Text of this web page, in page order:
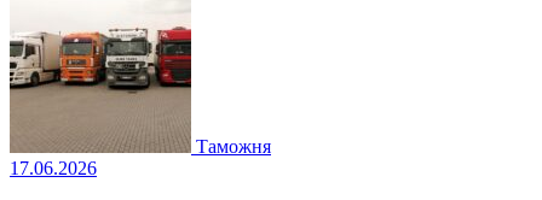
Таможня
17.06.2026